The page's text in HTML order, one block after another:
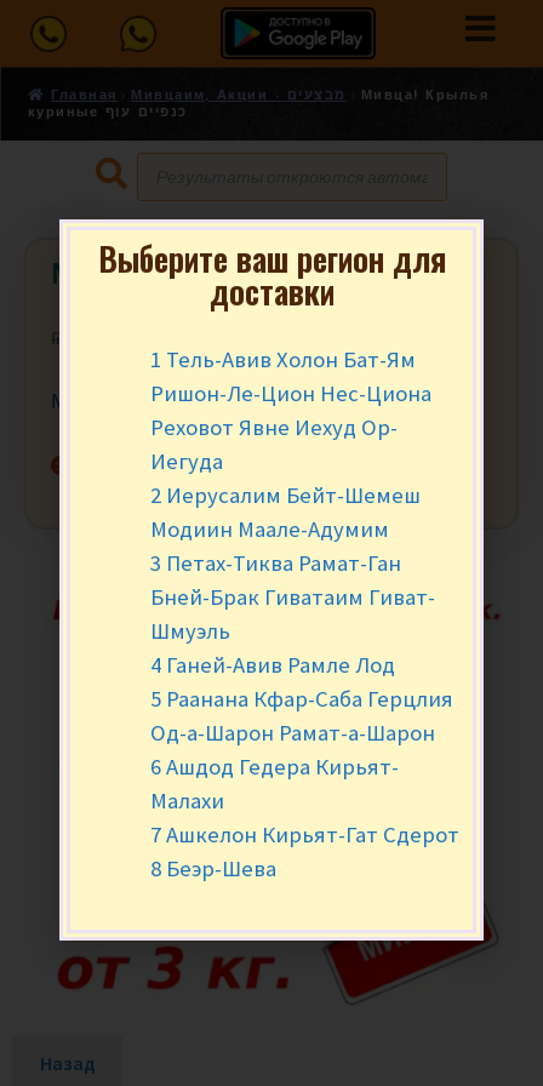
Главная Мивцаим, Акции - מבצעים
Мивца! Крылья
куриные כנפיים עוף
Мивца! Крылья куриные כנפיים עוף
₪
Мивца от 3 кг.
Нет в наличии
Назад
Выберите ваш регион для
доставки
1 Тель-Авив Холон Бат-Ям
Ришон-Ле-Цион Нес-Циона
Реховот Явне Иехуд Ор-
Иегуда
2 Иерусалим Бейт-Шемеш
Модиин Маале-Адумим
3 Петах-Тиква Рамат-Ган
Бней-Брак Гиватаим Гиват-
Шмуэль
4 Ганей-Авив Рамле Лод
5 Раанана Кфар-Саба Герцлия
Од-а-Шарон Рамат-а-Шарон
6 Ашдод Гедера Кирьят-
Малахи
7 Ашкелон Кирьят-Гат Сдерот
8 Беэр-Шева